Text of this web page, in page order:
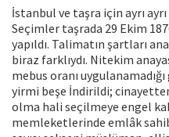
İstanbul ve taşra için ayrı
Seçimler taşrada 29 Ekim
ya­pıldı. Talimatın şartları
biraz farklıydı. Nitekim
me­bus oranı
yirmi beşe İndirildi;
ol­ma hali seçilmeye engel
memleketlerinde emlâk